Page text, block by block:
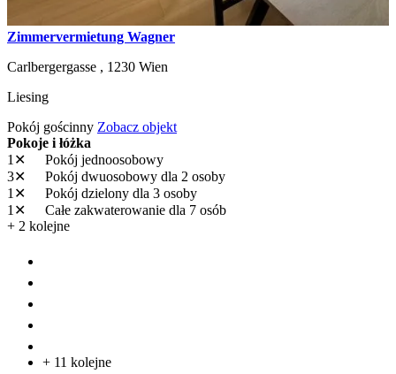
Zimmervermietung Wagner
Carlbergergasse , 1230 Wien
Liesing
Pokój gościnny Zobacz objekt
Pokoje i łóżka
1✕
Pokój jednoosobowy
3✕
Pokój dwuosobowy dla 2 osoby
1✕
Pokój dzielony dla 3 osoby
1✕
Całe zakwaterowanie dla 7 osób
+ 2 kolejne
+ 11 kolejne